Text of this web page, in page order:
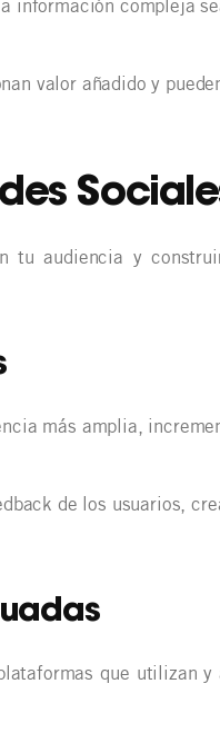
valor añadido y
tu audiencia y
más amplia,
de los usuarios,
que utilizan y